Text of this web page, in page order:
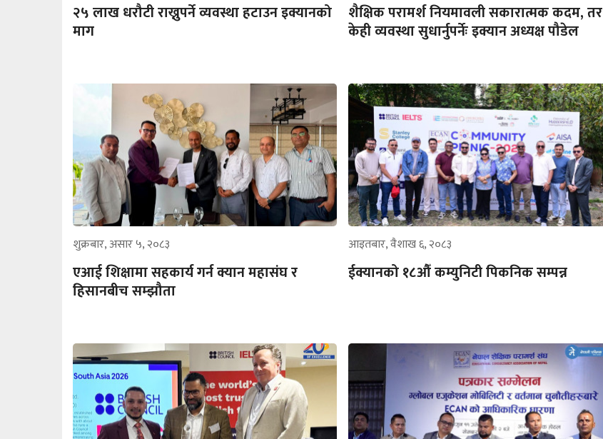
२५ लाख धरौटी राख्नुपर्ने व्यवस्था हटाउन इक्यानको
माग
शैक्षिक परामर्श नियमावली सकारात्मक कदम, तर
केही व्यवस्था सुधार्नुपर्नेः इक्यान अध्यक्ष पौडेल
शुक्रबार, असार ५, २०८३
एआई शिक्षामा सहकार्य गर्न क्यान महासंघ र
हिसानबीच सम्झौता
आइतबार, वैशाख ६, २०८३
ईक्यानको १८औँ कम्युनिटी पिकनिक सम्पन्न